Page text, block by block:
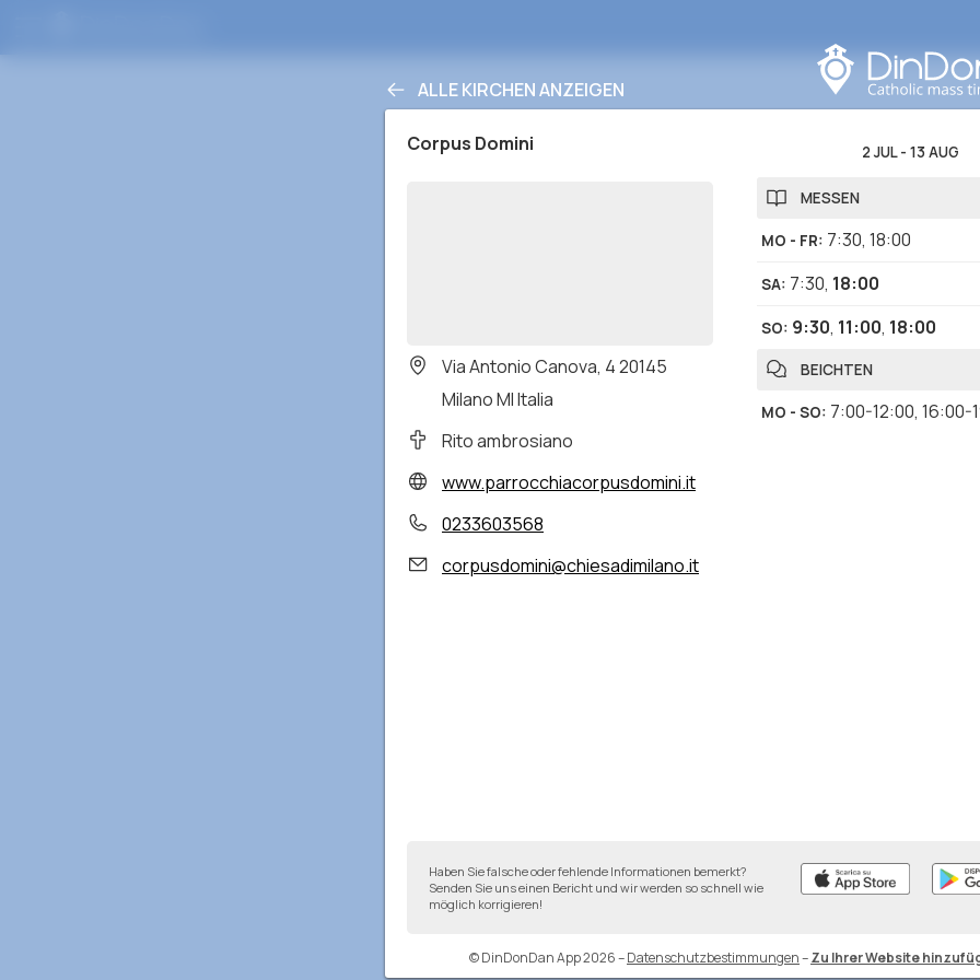
ALLE KIRCHEN ANZEIGEN
Corpus Domini
Via Antonio Canova, 4 20145
Milano MI Italia
Rito ambrosiano
www.parrocchiacorpusdomini.it
0233603568
corpusdomini@chiesadimilano.it
2 JUL- 13 AUG
MESSEN
MO - FR: 7:30, 18:00
SA: 7:30, 18:00
SO: 9:30, 11:00, 18:00
BEICHTEN
MO - SO: 7:00-12:00, 16:00-
Haben Sie falsche oder fehlende Informationen bemerkt?
Senden Sie uns einen Bericht und wir werden so schnell wie
möglich korrigieren!
© DinDonDan App 2026–Datenschutzbestimmungen–Zu Ihrer Website